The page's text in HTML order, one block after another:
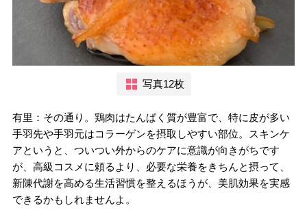
写真12枚
有里：その通り。鶏肉はたんぱく質が豊富で、特に皮が多い
手羽先や手羽元はコラーゲンを摂取しやすい部位。スキンケ
アというと、ついつい外からのケアに意識が向きがちです
が、高級コスメに頼るより、必要な栄養をきちんと摂って、
新陳代謝を高める生活習慣を整えるほうが、美肌効果を実感
できるかもしれませんよ。